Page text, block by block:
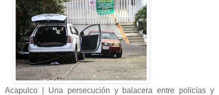
Acapulco | Una persecución y balacera entre policías y